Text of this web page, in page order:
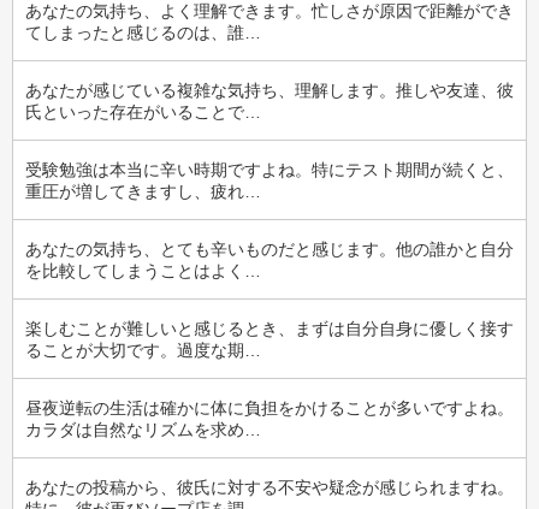
あなたの気持ち、よく理解できます。忙しさが原因で距離ができ
てしまったと感じるのは、誰…
あなたが感じている複雑な気持ち、理解します。推しや友達、彼
氏といった存在がいることで…
受験勉強は本当に辛い時期ですよね。特にテスト期間が続くと、
重圧が増してきますし、疲れ…
あなたの気持ち、とても辛いものだと感じます。他の誰かと自分
を比較してしまうことはよく…
楽しむことが難しいと感じるとき、まずは自分自身に優しく接す
ることが大切です。過度な期…
昼夜逆転の生活は確かに体に負担をかけることが多いですよね。
カラダは自然なリズムを求め…
あなたの投稿から、彼氏に対する不安や疑念が感じられますね。